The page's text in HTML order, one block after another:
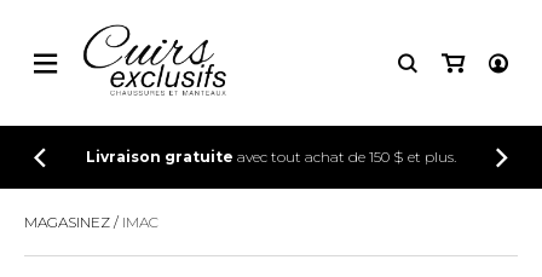
CONNEXION
INSCRIPTION
Livraison gratuite avec tout achat de 150 $ et plus.
MAGASINEZ IMAC